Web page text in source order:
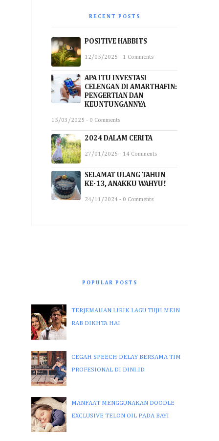
RECENT POSTS
POSITIVE HABBITS
12/05/2025 - 1 Comments
APA ITU INVESTASI
CELENGAN DI AMARTHAFIN:
PENGERTIAN DAN
KEUNTUNGANNYA
15/03/2025 - 0 Comments
2024 DALAM CERITA
27/01/2025 - 14 Comments
SELAMAT ULANG TAHUN
KE-13, ANAKKU WAHYU!
24/11/2024 - 0 Comments
POPULAR POSTS
TERJEMAHAN LIRIK LAGU TUJH MEIN
RAB DIKHTA HAI
CEGAH SPEECH DELAY BERSAMA TIM
PROFESIONAL DI DINI.ID
MANFAAT MENGGUNAKAN DOODLE
EXCLUSIVE TELON OIL PADA BAYI